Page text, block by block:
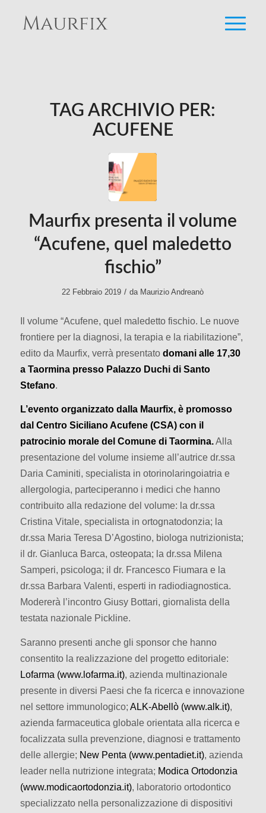
TAG ARCHIVIO PER:
ACUFENE
Maurfix presenta il volume
“Acufene, quel maledetto
fischio”
22 Febbraio 2019 / da Maurizio Andreanò
Il volume “Acufene, quel maledetto fischio. Le nuove
frontiere per la diagnosi, la terapia e la riabilitazione”,
edito da Maurfix, verrà presentato domani alle 17,30
a Taormina presso Palazzo Duchi di Santo
Stefano.
L’evento organizzato dalla Maurfix, è promosso
dal Centro Siciliano Acufene (CSA) con il
patrocinio morale del Comune di Taormina.Alla
presentazione del volume insieme all’autrice dr.ssa
Daria Caminiti, specialista in otorinolaringoiatria e
allergologia, parteciperanno i medici che hanno
contribuito alla redazione del volume: la dr.ssa
Cristina Vitale, specialista in ortognatodonzia; la
dr.ssa Maria Teresa D’Agostino, biologa nutrizionista;
il dr. Gianluca Barca, osteopata; la dr.ssa Milena
Samperi, psicologa; il dr. Francesco Fiumara e la
dr.ssa Barbara Valenti, esperti in radiodiagnostica.
Modererà l’incontro Giusy Bottari, giornalista della
testata nazionale Pickline.
Saranno presenti anche gli sponsor che hanno
consentito la realizzazione del progetto editoriale:
Lofarma (www.lofarma.it), azienda multinazionale
presente in diversi Paesi che fa ricerca e innovazione
nel settore immunologico; ALK-Abellò (www.alk.it),
azienda farmaceutica globale orientata alla ricerca e
focalizzata sulla prevenzione, diagnosi e trattamento
delle allergie; New Penta (www.pentadiet.it), azienda
leader nella nutrizione integrata; Modica Ortodonzia
(www.modicaortodonzia.it), laboratorio ortodontico
specializzato nella personalizzazione di dispositivi